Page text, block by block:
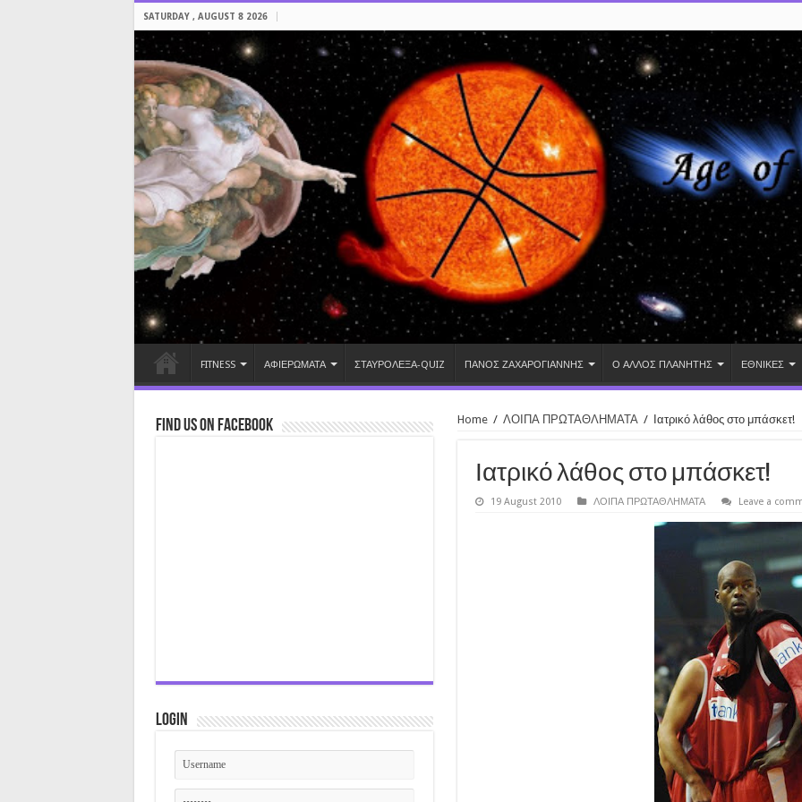
SATURDAY , AUGUST 8 2026
FITNESS ΑΦΙΕΡΩΜΑΤΑ ΣΤΑΥΡΟΛΕΞΑ-QUIZ ΠΑΝΟΣ ΖΑΧΑΡΟΓΙΑΝΝΗΣ Ο ΑΛΛΟΣ ΠΛΑΝΗΤΗΣ ΕΘΝΙΚΕΣ
Home / ΛΟΙΠΑ ΠΡΩΤΑΘΛΗΜΑΤΑ / Ιατρικό λάθος στο μπάσκετ!
Ιατρικό λάθος στο μπάσκετ!
19 August 2010 ΛΟΙΠΑ ΠΡΩΤΑΘΛΗΜΑΤΑ Leave a
Find us on Facebook
Login